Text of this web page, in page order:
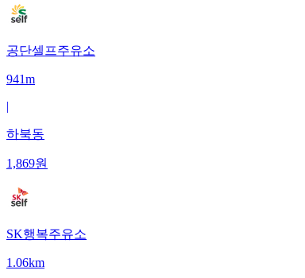
공단셀프주유소
941m
|
하북동
1,869원
SK행복주유소
1.06km